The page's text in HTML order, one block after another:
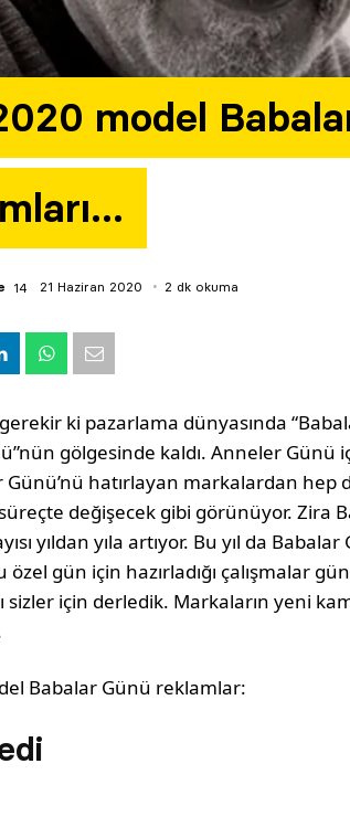
model
21 Haziran 2020 2 dk okuma
ki pazarlama dünyasında
gölgesinde kaldı. Anneler Günü
Günü’nü hatırlayan markalardan
değişecek gibi görünüyor. Zira
yıldan yıla artıyor. Bu yıl da
özel gün için hazırladığı çalışmalar
sizler için derledik. Markaların yeni
Babalar Günü reklamlar: